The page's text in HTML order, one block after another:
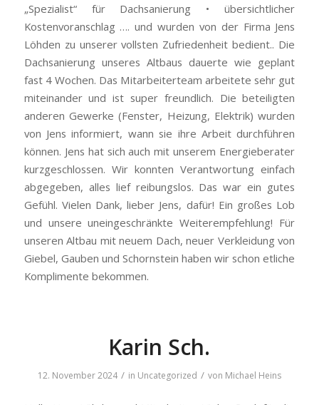
„Spezialist“ für Dachsanierung • übersichtlicher
Kostenvoranschlag …. und wurden von der Firma Jens
Löhden zu unserer vollsten Zufriedenheit bedient.. Die
Dachsanierung unseres Altbaus dauerte wie geplant
fast 4 Wochen. Das Mitarbeiterteam arbeitete sehr gut
miteinander und ist super freundlich. Die beteiligten
anderen Gewerke (Fenster, Heizung, Elektrik) wurden
von Jens informiert, wann sie ihre Arbeit durchführen
können. Jens hat sich auch mit unserem Energieberater
kurzgeschlossen. Wir konnten Verantwortung einfach
abgegeben, alles lief reibungslos. Das war ein gutes
Gefühl. Vielen Dank, lieber Jens, dafür! Ein großes Lob
und unsere uneingeschränkte Weiterempfehlung! Für
unseren Altbau mit neuem Dach, neuer Verkleidung von
Giebel, Gauben und Schornstein haben wir schon etliche
Komplimente bekommen.
Karin Sch.
12. November 2024 / in Uncategorized / von Michael Heins